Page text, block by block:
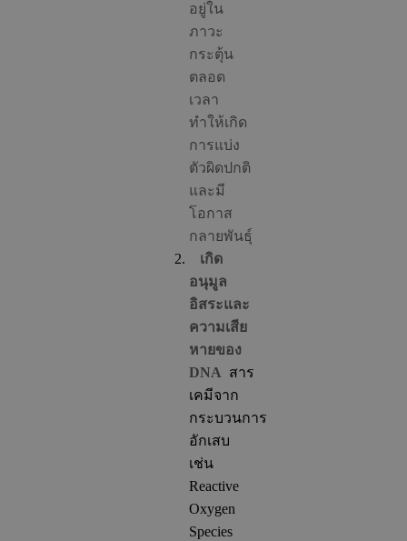
อยู่ใน
ภาวะ
กระตุ้น
ตลอด
เวลา
ทำให้เกิด
การแบ่ง
ตัวผิดปกติ
และมี
โอกาส
กลายพันธุ์
เกิด
อนุมูล
อิสระและ
ความเสีย
หายของ
DNA สาร
เคมีจาก
กระบวนการ
อักเสบ
เช่น
Reactive
Oxygen
Species